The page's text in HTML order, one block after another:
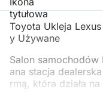
Toyota Ukleja
y Używane
Salon
ana stacja
rmą, która działa